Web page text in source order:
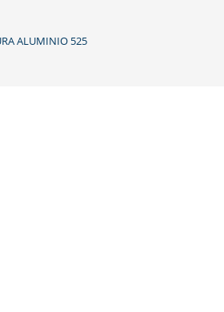
ALUMINIO 525